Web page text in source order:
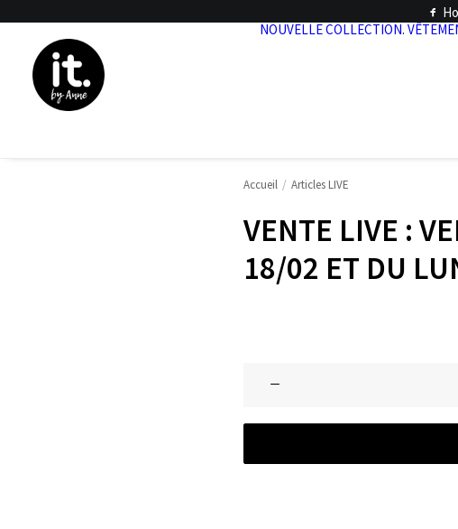
NOUVELLE COLLECTION.
Accueil Articles LIVE
VENTE LIVE :
18/02 ET DU